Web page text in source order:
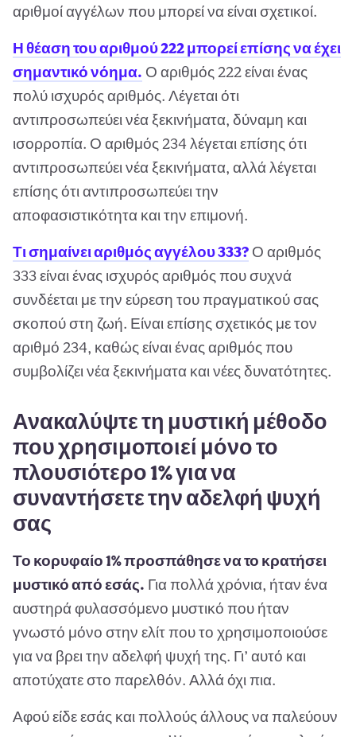
αριθμοί αγγέλων που μπορεί να είναι σχετικοί.
Η θέαση του αριθμού 222 μπορεί επίσης να έχει
σημαντικό νόημα. Ο αριθμός 222 είναι ένας
πολύ ισχυρός αριθμός. Λέγεται ότι
αντιπροσωπεύει νέα ξεκινήματα, δύναμη και
ισορροπία. Ο αριθμός 234 λέγεται επίσης ότι
αντιπροσωπεύει νέα ξεκινήματα, αλλά λέγεται
επίσης ότι αντιπροσωπεύει την
αποφασιστικότητα και την επιμονή.
Τι σημαίνει αριθμός αγγέλου 333? Ο αριθμός
333 είναι ένας ισχυρός αριθμός που συχνά
συνδέεται με την εύρεση του πραγματικού σας
σκοπού στη ζωή. Είναι επίσης σχετικός με τον
αριθμό 234, καθώς είναι ένας αριθμός που
συμβολίζει νέα ξεκινήματα και νέες δυνατότητες.
Ανακαλύψτε τη μυστική μέθοδο
που χρησιμοποιεί μόνο το
πλουσιότερο 1% για να
συναντήσετε την αδελφή ψυχή
σας
Το κορυφαίο 1% προσπάθησε να το κρατήσει
μυστικό από εσάς. Για πολλά χρόνια, ήταν ένα
αυστηρά φυλασσόμενο μυστικό που ήταν
γνωστό μόνο στην ελίτ που το χρησιμοποιούσε
για να βρει την αδελφή ψυχή της. Γι’ αυτό και
αποτύχατε στο παρελθόν. Αλλά όχι πια.
Αφού είδε εσάς και πολλούς άλλους να παλεύουν